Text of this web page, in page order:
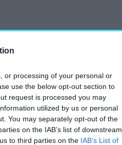
or processing of your personal or
use the below opt-out section to
request is processed you may
utilized by us or personal
You may separately opt-out of the
on the IAB’s list of downstream
to third parties on the IAB’s List of